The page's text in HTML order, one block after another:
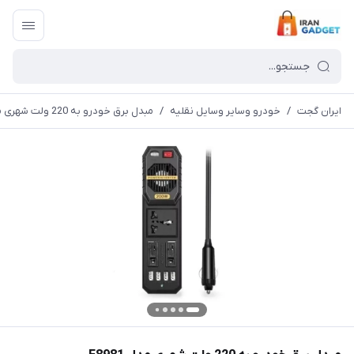
ایران گجت / خودرو وسایر وسایل نقلیه / مبدل برق خودرو به 220 ولت شهری مدل E8981